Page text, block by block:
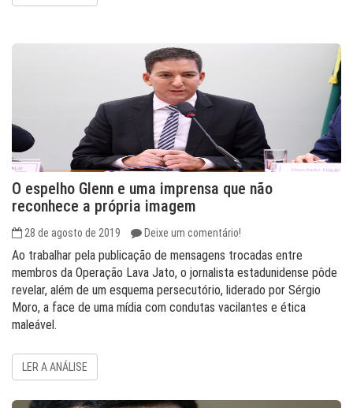
O espelho Glenn e uma imprensa que não
reconhece a própria imagem
28 de agosto de 2019 Deixe um comentário!
Ao trabalhar pela publicação de mensagens trocadas entre
membros da Operação Lava Jato, o jornalista estadunidense pôde
revelar, além de um esquema persecutório, liderado por Sérgio
Moro, a face de uma mídia com condutas vacilantes e ética
maleável.
LER A ANÁLISE